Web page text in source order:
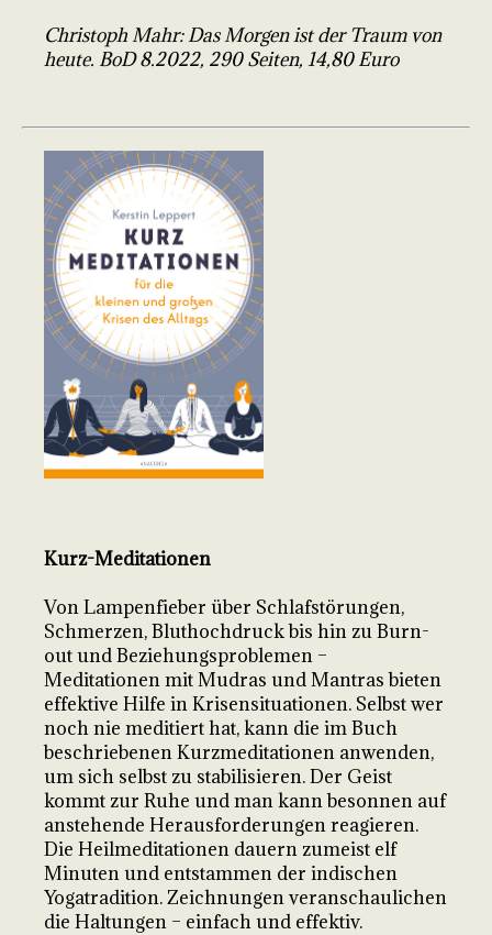
Christoph Mahr: Das Morgen ist der Traum von
heute. BoD 8.2022, 290 Seiten, 14,80 Euro
Kurz-Meditationen
Von Lampenfieber über Schlafstörungen,
Schmerzen, Bluthochdruck bis hin zu Burn-
out und Beziehungsproblemen –
Meditationen mit Mudras und Mantras bieten
effektive Hilfe in Krisensituationen. Selbst wer
noch nie meditiert hat, kann die im Buch
beschriebenen Kurzmeditationen anwenden,
um sich selbst zu stabilisieren. Der Geist
kommt zur Ruhe und man kann besonnen auf
anstehende Herausforderungen reagieren.
Die Heilmeditationen dauern zumeist elf
Minuten und entstammen der indischen
Yogatradition. Zeichnungen veranschaulichen
die Haltungen – einfach und effektiv.